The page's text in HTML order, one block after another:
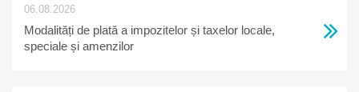
06.08.2026
Modalități de plată a impozitelor și taxelor locale,
speciale și amenzilor